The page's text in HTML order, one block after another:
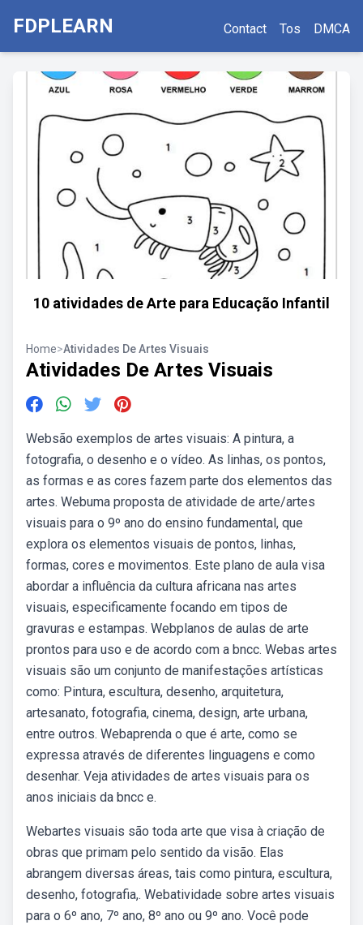
FDPLEARN Contact Tos DMCA
10 atividades de Arte para Educação Infantil
Home>Atividades De Artes Visuais
Atividades De Artes Visuais
Websão exemplos de artes visuais: A pintura, a
fotografia, o desenho e o vídeo. As linhas, os pontos,
as formas e as cores fazem parte dos elementos das
artes. Webuma proposta de atividade de arte/artes
visuais para o 9º ano do ensino fundamental, que
explora os elementos visuais de pontos, linhas,
formas, cores e movimentos. Este plano de aula visa
abordar a influência da cultura africana nas artes
visuais, especificamente focando em tipos de
gravuras e estampas. Webplanos de aulas de arte
prontos para uso e de acordo com a bncc. Webas artes
visuais são um conjunto de manifestações artísticas
como: Pintura, escultura, desenho, arquitetura,
artesanato, fotografia, cinema, design, arte urbana,
entre outros. Webaprenda o que é arte, como se
expressa através de diferentes linguagens e como
desenhar. Veja atividades de artes visuais para os
anos iniciais da bncc e.
Webartes visuais são toda arte que visa à criação de
obras que primam pelo sentido da visão. Elas
abrangem diversas áreas, tais como pintura, escultura,
desenho, fotografia,. Webatividade sobre artes visuais
para o 6º ano, 7º ano, 8º ano ou 9º ano. Você pode